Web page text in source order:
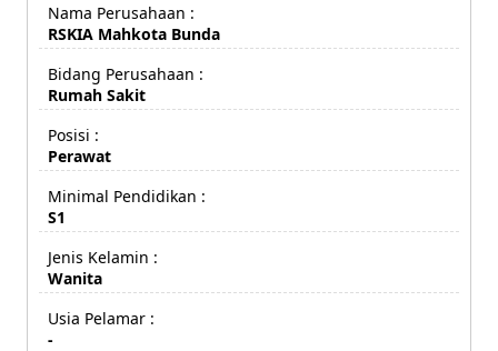
Nama Perusahaan :
RSKIA Mahkota Bunda
Bidang Perusahaan :
Rumah Sakit
Posisi :
Perawat
Minimal Pendidikan :
S1
Jenis Kelamin :
Wanita
Usia Pelamar :
-